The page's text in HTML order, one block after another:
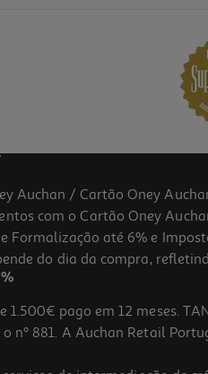
Auchan / Cartão Oney
com o Cartão Oney
Formalização até 6% e
do dia da compra,
pago em 12 meses.
nº 881. A Auchan Retail